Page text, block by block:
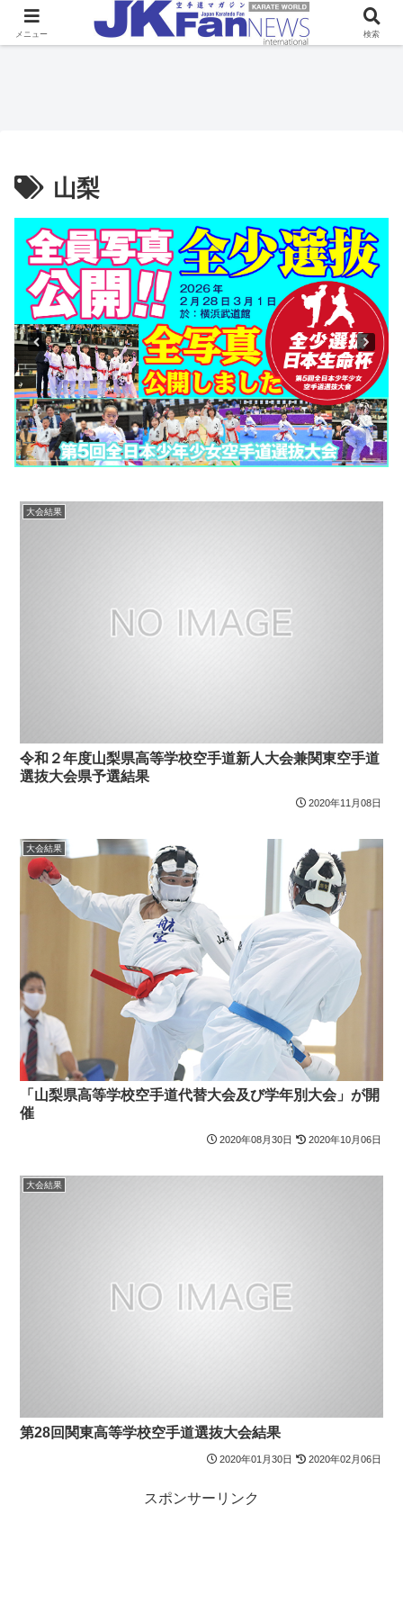
山梨
大会結果
令和２年度山梨県高等学校空手道新人大会兼関東空手道
選抜大会県予選結果
2020年11月08日
大会結果
「山梨県高等学校空手道代替大会及び学年別大会」が開
催
2020年08月30日 2020年10月06日
大会結果
第28回関東高等学校空手道選抜大会結果
2020年01月30日 2020年02月06日
スポンサーリンク
メニュー 検索